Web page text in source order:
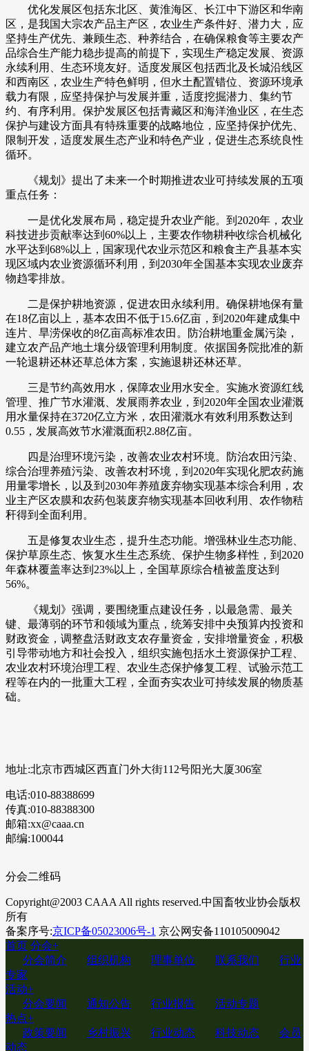
优化发展区包括东北区、黄淮海区、长江中下游区和华南
区，是我国大宗农产品主产区，农业生产条件好、潜力大，应
坚持生产优先、兼顾生态、种养结合，在确保粮食等主要农产
品综合生产能力稳步提高的前提下，实现生产稳定发展、资源
永续利用、生态环境友好。适度发展区包括西北及长城沿线区
和西南区，农业生产特色鲜明，但水土配置错位、资源环境承
载力有限，应坚持保护与发展并重，适度挖掘潜力、集约节
约、有序利用。保护发展区包括青藏区和海洋渔业区，在生态
保护与建设方面具有特殊重要的战略地位，应坚持保护优先、
限制开发，适度发展生态产业和特色产业，促进生态系统良性
循环。
《规划》提出了未来一个时期推进农业可持续发展的五项
重点任务：
一是优化发展布局，稳定提升农业产能。到2020年，农业
科技进步贡献率达到60%以上，主要农作物耕种收综合机械化
水平达到68%以上，国家现代农业示范区和粮食主产县基本实
现区域内农业资源循环利用，到2030年全国基本实现农业废弃
物趋零排放。
二是保护耕地资源，促进农田永续利用。确保耕地保有量
在18亿亩以上，基本农田不低于15.6亿亩，到2020年建成集中
连片、旱涝保收的8亿亩高标准农田。防治耕地重金属污染，
建立农产品产地土壤分级管理利用制度。依据国务院批准的新
一轮退耕还林还草总体方案，实施退耕还林还草。
三是节约高效用水，保障农业用水安全。实施水资源红线
管理、推广节水灌溉、发展雨养农业，到2020年全国农业灌溉
用水量保持在3720亿立方米，农田灌溉水有效利用系数达到
0.55，发展高效节水灌溉面积2.88亿亩。
四是治理环境污染，改善农业农村环境。防治农田污染、
综合治理养殖污染、改善农村环境，到2020年实现化肥农药施
用量零增长，以及到2030年养殖废弃物实现基本综合利用，农
业主产区农膜和农药包装废弃物实现基本回收利用、农作物秸
秆得到全面利用。
五是修复农业生态，提升生态功能。增强林业生态功能、
保护草原生态、恢复水生生态系统、保护生物多样性，到2020
年森林覆盖率达到23%以上，全国草原综合植被盖度达到
56%。
《规划》强调，要围绕重点建设任务，以最急需、最关
键、最薄弱的环节和领域为重点，统筹安排中央预算内投资和
财政资金，调整盘活财政支农存量资金，安排增量资金，积极
引导带动地方和社会投入，组织实施包括水土资源保护工程、
农业农村环境治理工程、农业生态保护修复工程、试验示范工
程等在内的一批重大工程，全面夯实农业可持续发展的物质基
础。
地址:北京市西城区西直门外大街112号阳光大厦306室
电话:010-88388699
传真:010-88388300
邮箱:xx@caaa.cn
邮编:100044
分会二维码
Copyright@2003 CAAA All rights reserved.中国畜牧业协会版权
所有
备案序号:京ICP备05023006号-1 京公网安备110105009042
首页 分会+
分会简介
组织机构 理事单位 联系我们
行业
专家
活动+
分会要闻
通知公告 行业报告
活动专题
热点+
政策要闻
乡村振兴 行业动态 科技动态
会员
动态